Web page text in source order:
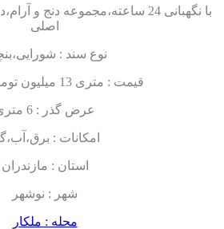
با نگهبانی 24 ساعته،مجموعه دنج
اصلی
نوع سند :
قیمت : متری 13 میلیون تومان مقطوع
عرض گذر : 6 متری
امکانات :
استان : مازندران
شهر : نوشهر
محله : ملکار